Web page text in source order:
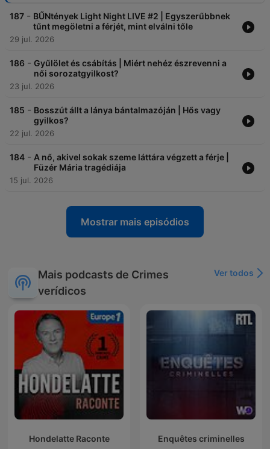
187 - BŰNtények Light Night LIVE #2 | Egyszerűbbnek
tűnt megöletni a férjét, mint elválni tőle
29 jul. 2026
186 - Gyűlölet és csábítás | Miért nehéz észrevenni a
női sorozatgyilkost?
23 jul. 2026
185 - Bosszút állt a lánya bántalmazóján | Hős vagy
gyilkos?
22 jul. 2026
184 - A nő, akivel sokak szeme láttára végzett a férje |
Füzér Mária tragédiája
15 jul. 2026
Mostrar mais episódios
Mais podcasts de Crimes
verídicos
Ver todos
Hondelatte Raconte Enquêtes criminelles